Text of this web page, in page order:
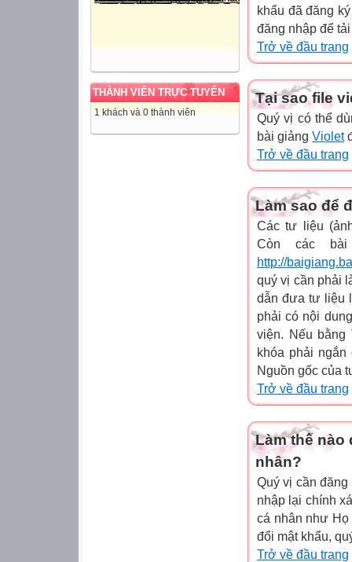
THÀNH VIÊN TRỰC TUYẾN
1 khách và 0 thành viên
khẩu đã đăng
đăng nhập để
Trở về đầu trang
Tại sao file
Quý vị có thể
bài giảng Violet
Trở về đầu trang
Làm sao để
Các tư liệu
Còn các bài
http://
quý vị cần phải
dẫn đưa tư liệu
phải có nội
viện. Nếu bằng
khóa phải
Nguồn gốc của
Trở về đầu trang
Làm thế nào
nhân?
Quý vị cần
nhập lại chính
cá nhân như Họ
đổi mật khẩu,
Trở về đầu trang